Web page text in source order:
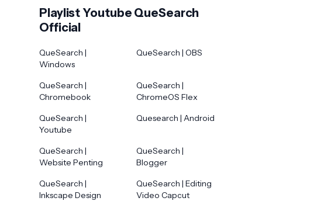
Playlist Youtube QueSearch
Official
QueSearch |
Windows
QueSearch | OBS
QueSearch |
Chromebook
QueSearch |
ChromeOS Flex
QueSearch |
Youtube
Quesearch | Android
QueSearch |
Website Penting
QueSearch |
Blogger
QueSearch |
Inkscape Design
QueSearch | Editing
Video Capcut